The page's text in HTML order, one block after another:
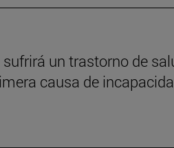
un trastorno de
causa de